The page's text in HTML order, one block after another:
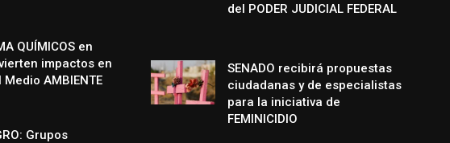
QUÍMICOS en
impactos en
Medio AMBIENTE
Grupos
del PODER JUDICIAL FEDERAL
SENADO recibirá propuestas
ciudadanas y de especialistas
para la iniciativa de
FEMINICIDIO